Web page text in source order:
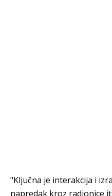
"Ključna je interakcija i
napredak kroz radionice